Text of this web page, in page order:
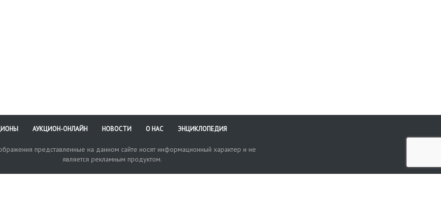
АУКЦИОН-ОНЛАЙН НОВОСТИ О НАС ЭНЦИКЛОПЕДИЯ
представленные на данном сайте носят информационный характер и не
является рекламным продуктом.